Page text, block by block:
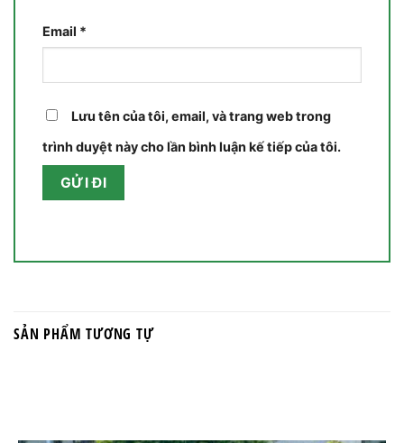
Email *
Lưu tên của tôi, email, và trang web trong
trình duyệt này cho lần bình luận kế tiếp của tôi.
SẢN PHẨM TƯƠNG TỰ